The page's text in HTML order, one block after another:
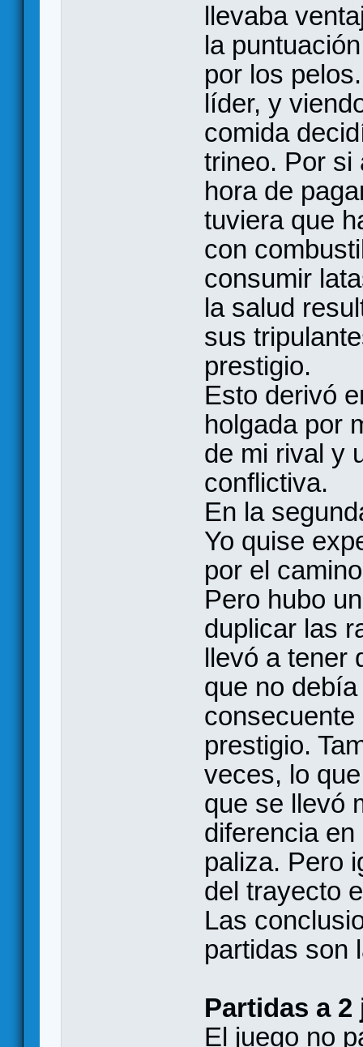
llevaba
la
por los
líder, y
comida
trineo. Por si
hora de
tuviera que
con
consumir
la salud
sus
prestigio.
Esto derivó
holgada por
de mi rival y
conflictiva.
En la
Yo quise
por el
Pero hubo
duplicar las
llevó a tener
que no
prestigio.
veces, lo
que se llevó
diferencia
paliza. Pero
del trayecto
Las
partidas son
Partidas a
El juego no